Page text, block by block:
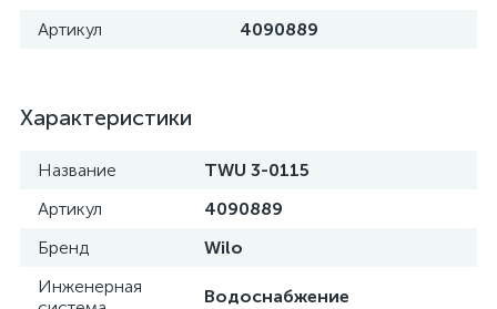
Артикул 4090889
Характеристики
Название
TWU 3-0115
Артикул
4090889
Бренд
Wilo
Инженерная
Водоснабжение